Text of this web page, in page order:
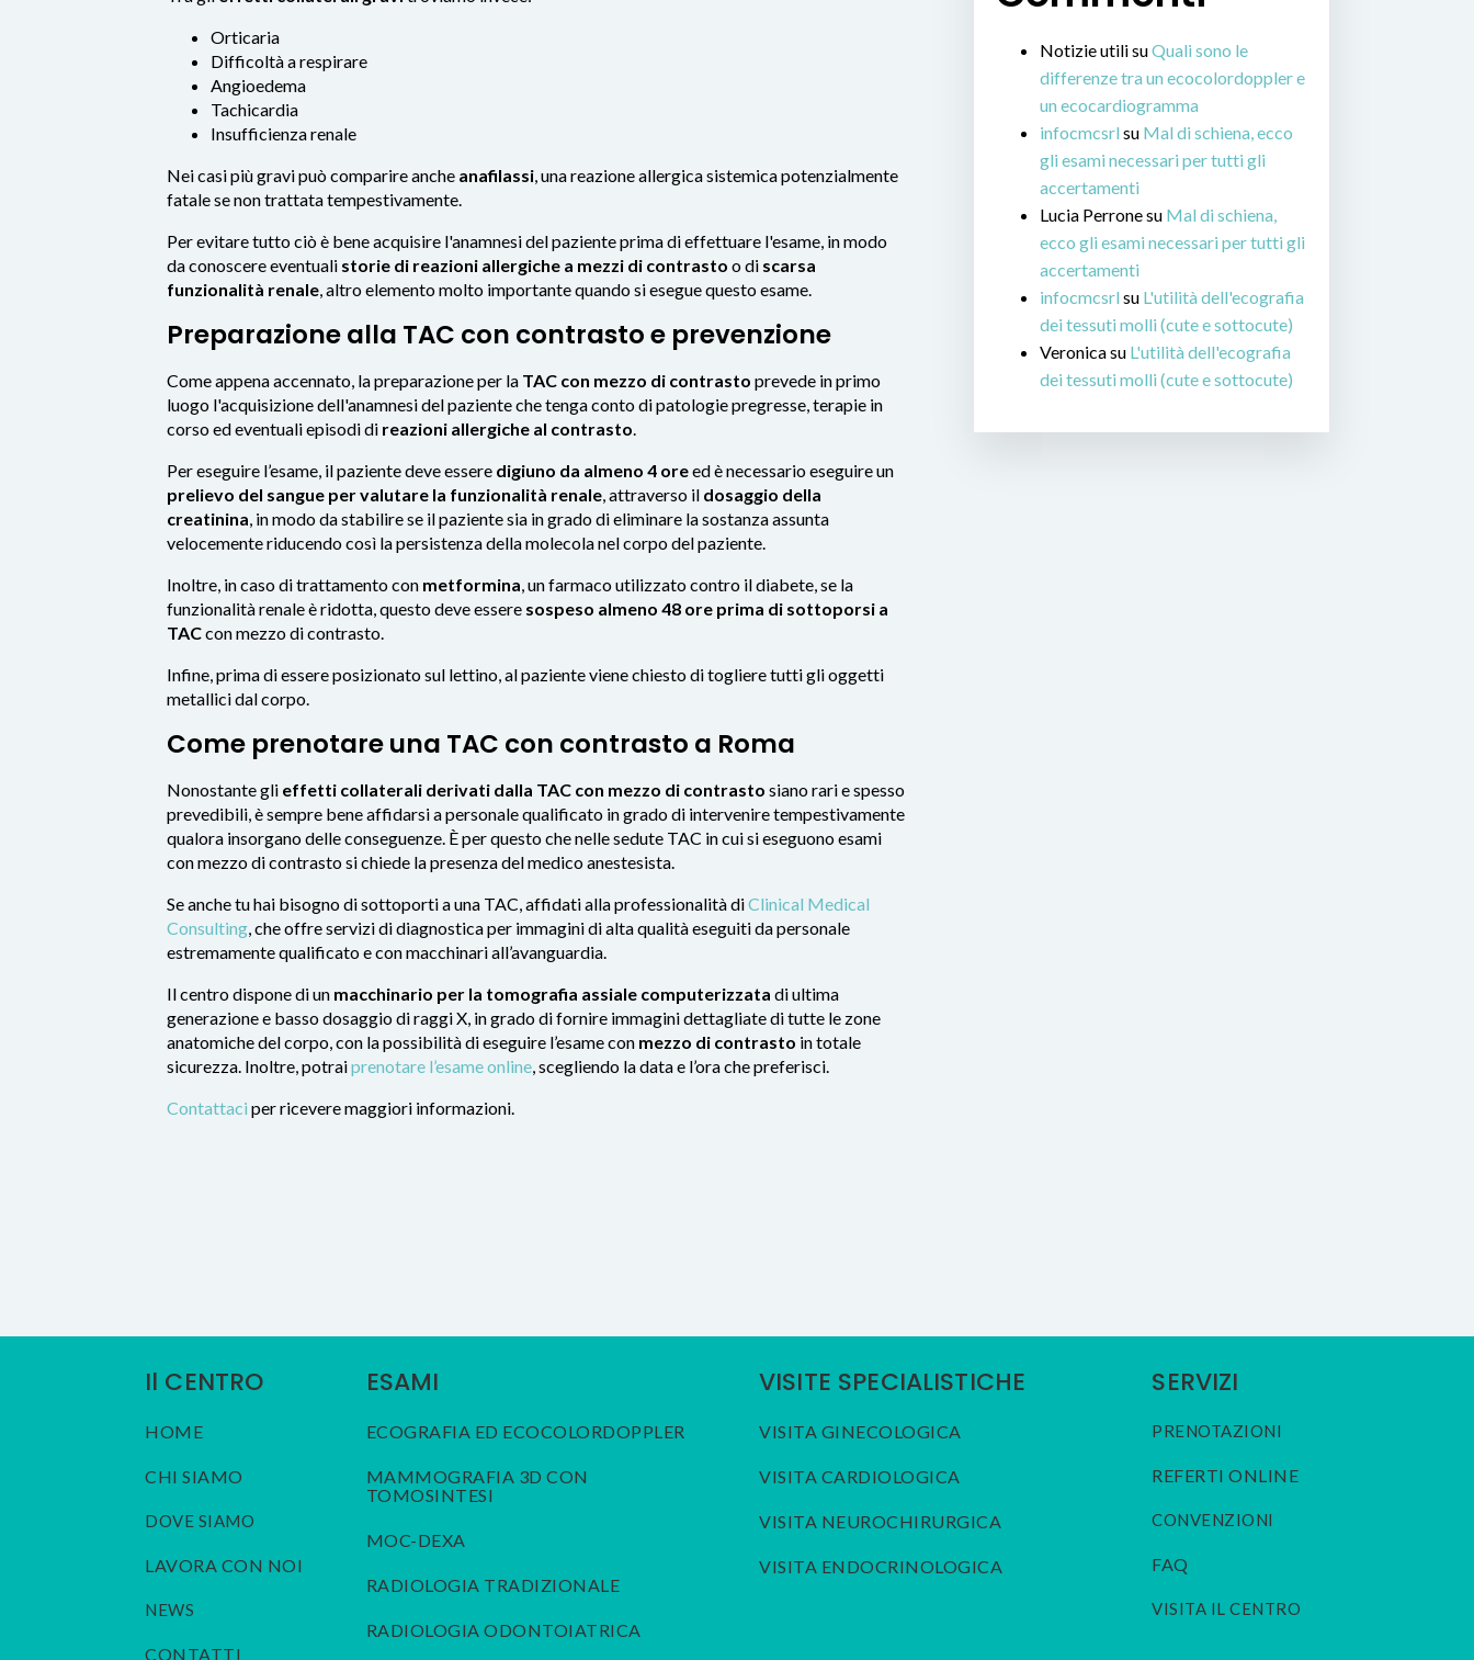
Orticaria
Difficoltà a respirare
Angioedema
Tachicardia
Insufficienza renale
Nei casi più gravi può comparire anche anafilassi, una reazione allergica sistemica potenzialmente
fatale se non trattata tempestivamente.
Per evitare tutto ciò è bene acquisire l'anamnesi del paziente prima di effettuare l'esame, in modo
da conoscere eventuali storie di reazioni allergiche a mezzi di contrasto o di scarsa
funzionalità renale, altro elemento molto importante quando si esegue questo esame.
Preparazione alla TAC con contrasto e prevenzione
Come appena accennato, la preparazione per la TAC con mezzo di contrasto prevede in primo
luogo l'acquisizione dell'anamnesi del paziente che tenga conto di patologie pregresse, terapie in
corso ed eventuali episodi di reazioni allergiche al contrasto.
Per eseguire l’esame, il paziente deve essere digiuno da almeno 4 oreed è necessario eseguire un
prelievo del sangue per valutare la funzionalità renale, attraverso il dosaggio della
creatinina, in modo da stabilire se il paziente sia in grado di eliminare la sostanza assunta
velocemente riducendo così la persistenza della molecola nel corpo del paziente.
Inoltre, in caso di trattamento con metformina, un farmaco utilizzato contro il diabete, se la
funzionalità renale è ridotta, questo deve essere sospeso almeno 48 ore prima di sottoporsi a
TACcon mezzo di contrasto.
Infine, prima di essere posizionato sul lettino, al paziente viene chiesto di togliere tutti gli oggetti
metallici dal corpo.
Come prenotare una TAC con contrasto a Roma
Nonostante gli effetti collaterali derivati dalla TAC con mezzo di contrasto siano rari e spesso
prevedibili, è sempre bene affidarsi a personale qualificato in grado di intervenire tempestivamente
qualora insorgano delle conseguenze. È per questo che nelle sedute TAC in cui si eseguono esami
con mezzo di contrasto si chiede la presenza del medico anestesista.
Se anche tu hai bisogno di sottoporti a una TAC, affidati alla professionalità diClinical Medical
Consulting, che offre servizi di diagnostica per immagini di alta qualità eseguiti da personale
estremamente qualificato e con macchinari all’avanguardia.
Il centro dispone di un macchinario per la tomografia assiale computerizzata di ultima
generazione e basso dosaggio di raggi X, in grado di fornire immagini dettagliate di tutte le zone
anatomiche del corpo, con la possibilità di eseguire l’esame con mezzo di contrasto in totale
sicurezza. Inoltre, potraiprenotare l’esame online, scegliendo la data e l’ora che preferisci.
Contattaci per ricevere maggiori informazioni.
Notizie utilisuQuali sono le
differenze tra un ecocolordoppler e
un ecocardiogramma
infocmcsrl su Mal di schiena, ecco
gli esami necessari per tutti gli
accertamenti
Lucia Perronesu Mal di schiena,
ecco gli esami necessari per tutti gli
accertamenti
infocmcsrl su L'utilità dell'ecografia
dei tessuti molli (cute e sottocute)
Veronicasu L'utilità dell'ecografia
dei tessuti molli (cute e sottocute)
Il CENTRO
HOME
CHI SIAMO
DOVE SIAMO
LAVORA CON NOI
NEWS
CONTATTI
ESAMI
ECOGRAFIA ED ECOCOLORDOPPLER
MAMMOGRAFIA 3D CON
TOMOSINTESI
MOC-DEXA
RADIOLOGIA TRADIZIONALE
RADIOLOGIA ODONTOIATRICA
VISITE SPECIALISTICHE
VISITA GINECOLOGICA
VISITA CARDIOLOGICA
VISITA NEUROCHIRURGICA
VISITA ENDOCRINOLOGICA
SERVIZI
PRENOTAZIONI
REFERTI ONLINE
CONVENZIONI
FAQ
VISITA IL CENTRO